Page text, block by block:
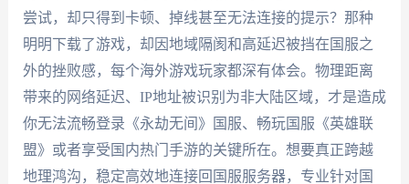
尝试，却只得到卡顿、掉线甚至无法连接的提示？那种
明明下载了游戏，却因地域隔阂和高延迟被挡在国服之
外的挫败感，每个海外游戏玩家都深有体会。物理距离
带来的网络延迟、IP地址被识别为非大陆区域，才是造成
你无法流畅登录《永劫无间》国服、畅玩国服《英雄联
盟》或者享受国内热门手游的关键所在。想要真正跨越
地理鸿沟，稳定高效地连接回国服服务器，专业针对国